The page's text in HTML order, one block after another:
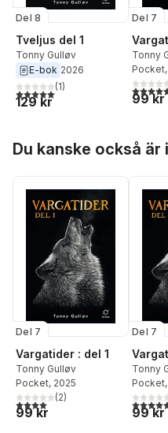
Del 8
Tveljus del 1
Tonny Gulløv
E-bok 2026
5,0utav 5 stjärnor. Totalt antal
(1)
129 kr
Del 7
Tonny
Pocket
5,0utav
99 kr
Du kanske också
Del 7
Vargatider : del 1
Tonny Gulløv
Pocket, 2025
4,0utav 5 stjärnor. Totalt antal
(2)
99 kr
Del 7
Tonny
Pocket
5,0utav
99 kr